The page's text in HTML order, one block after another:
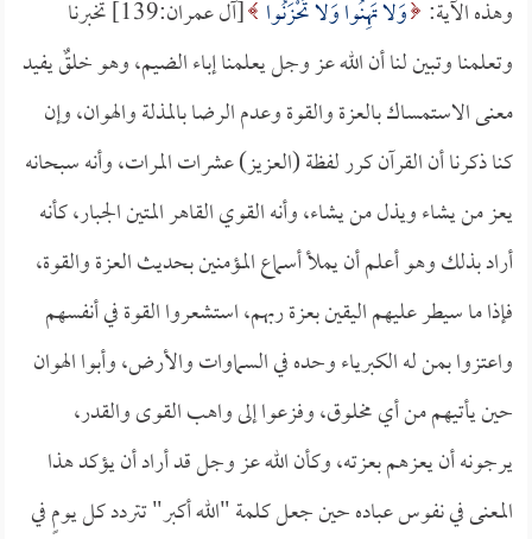
وهذه الآية: وَلا تَهِنُوا وَلا تَحْزَنُوا
[آل عمران:139] تخبرنا
وتعلمنا وتبين لنا أن الله عز وجل يعلمنا إباء الضيم، وهو خلقٌ يفيد
معنى الاستمساك بالعزة والقوة وعدم الرضا بالمذلة والهوان، وإن
كنا ذكرنا أن القرآن كرر لفظة (العزيز) عشرات المرات، وأنه سبحانه
يعز من يشاء ويذل من يشاء، وأنه القوي القاهر المتين الجبار، كأنه
أراد بذلك وهو أعلم أن يملأ أسماع المؤمنين بحديث العزة والقوة،
فإذا ما سيطر عليهم اليقين بعزة ربهم، استشعروا القوة في أنفسهم
واعتزوا بمن له الكبرياء وحده في السماوات والأرض، وأبوا الهوان
حين يأتيهم من أي مخلوق، وفزعوا إلى واهب القوى والقدر،
يرجونه أن يعزهم بعزته، وكأن الله عز وجل قد أراد أن يؤكد هذا
المعنى في نفوس عباده حين جعل كلمة "الله أكبر" تتردد كل يومٍ في